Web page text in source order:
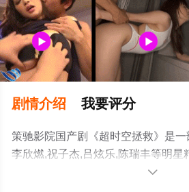
剧情介绍 我要评分
策驰影院国产剧《超时空拯救》是一
李欣燃,祝子杰,吕炫乐,陈瑞丰等明星
视剧，大结局剧情已揭晓（第18集
